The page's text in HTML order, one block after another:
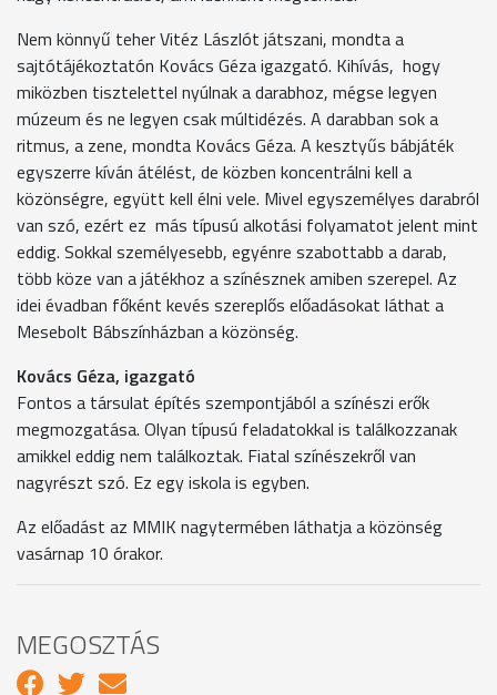
Nem könnyű teher Vitéz Lászlót játszani, mondta a
sajtótájékoztatón Kovács Géza igazgató. Kihívás, hogy
miközben tisztelettel nyúlnak a darabhoz, mégse legyen
múzeum és ne legyen csak múltidézés. A darabban sok a
ritmus, a zene, mondta Kovács Géza. A kesztyűs bábjáték
egyszerre kíván átélést, de közben koncentrálni kell a
közönségre, együtt kell élni vele. Mivel egyszemélyes darabról
van szó, ezért ez más típusú alkotási folyamatot jelent mint
eddig. Sokkal személyesebb, egyénre szabottabb a darab,
több köze van a játékhoz a színésznek amiben szerepel. Az
idei évadban főként kevés szereplős előadásokat láthat a
Mesebolt Bábszínházban a közönség.
Kovács Géza, igazgató
Fontos a társulat építés szempontjából a színészi erők
megmozgatása. Olyan típusú feladatokkal is találkozzanak
amikkel eddig nem találkoztak. Fiatal színészekről van
nagyrészt szó. Ez egy iskola is egyben.
Az előadást az MMIK nagytermében láthatja a közönség
vasárnap 10 órakor.
MEGOSZTÁS